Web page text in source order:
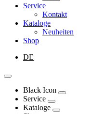
Service
Kontakt
Kataloge
Neuheiten
Shop
DE
Black Icon
Service
Kataloge